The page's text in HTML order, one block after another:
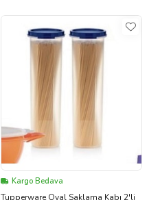
Kargo Bedava
Tupperware Oval Saklama Kabı 2'li